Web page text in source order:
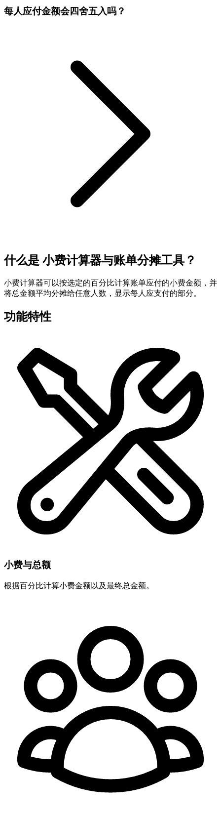
每人应付金额会四舍五入吗？
什么是 小费计算器与账单分摊工具？
小费计算器可以按选定的百分比计算账单应付的小费金额，并
将总金额平均分摊给任意人数，显示每人应支付的部分。
功能特性
小费与总额
根据百分比计算小费金额以及最终总金额。